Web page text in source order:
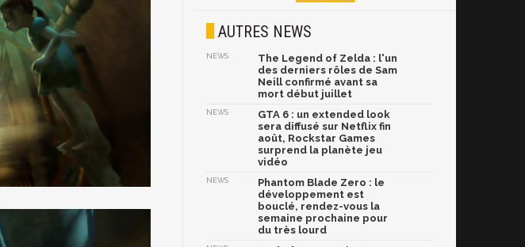
AUTRES NEWS
NEWS
The Legend of Zelda : l'un
des derniers rôles de Sam
Neill confirmé avant sa
mort début juillet
NEWS
GTA 6 : un extended look
sera diffusé sur Netflix fin
août, Rockstar Games
surprend la planète jeu
vidéo
NEWS
Phantom Blade Zero : le
développement est
bouclé, rendez-vous la
semaine prochaine pour
du très lourd